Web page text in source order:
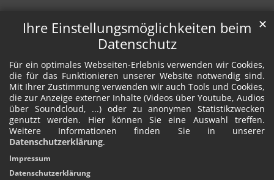
Ihre Einstellungsmöglichkeiten beim
Datenschutz
Für ein optimales Webseiten-Erlebnis verwenden wir Cookies,
die für das Funktionieren unserer Website notwendig sind.
Mit Ihrer Zustimmung verwenden wir auch Tools und Cookies,
die zur Anzeige externer Inhalte (Videos über Youtube, Audios
über Soundcloud, ...) oder zu anonymen Statistikzwecken
genutzt werden. Hier können Sie eine Auswahl treffen.
Weitere Informationen finden Sie in unserer
Datenschutzerklärung.
✕
Impressum
Datenschutzerklärung